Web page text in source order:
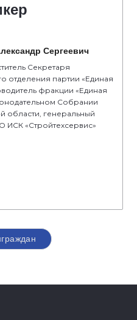
Сергеевич
Секретаря
отделения партии «Единая
фракции «Единая
Собрании
области, генеральный
ИСК «Стройтехсервис»